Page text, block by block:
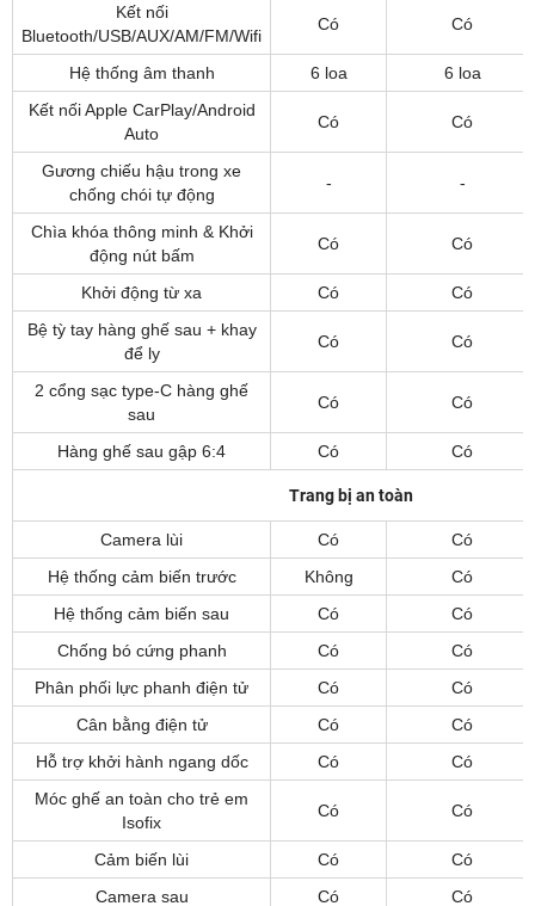
Kết nối
Bluetooth/USB/AUX/AM/FM/Wifi
Có Có
Hệ thống âm thanh 6 loa
6 loa
Kết nối Apple CarPlay/Android
Auto
Có Có
Gương chiếu hậu trong xe
chống chói tự động
- -
Chìa khóa thông minh & Khởi
động nút bấm
Có Có
Khởi động từ xa Có
Có
Bệ tỳ tay hàng ghế sau + khay
để ly
Có Có
2 cổng sạc type-C hàng ghế
sau
Có Có
Hàng ghế sau gập 6:4 Có Có
Trang bị an toàn
Camera lùi Có
Có
Hệ thống cảm biến trước
Không
Có
Hệ thống cảm biến sau
Có
Có
Chống bó cứng phanh
Có
Có
Phân phối lực phanh điện tử
Có
Có
Cân bằng điện tử
Có
Có
Hỗ trợ khởi hành ngang dốc
Có
Có
Móc ghế an toàn cho trẻ em
Isofix
Có Có
Cảm biến lùi Có
Có
Camera sau
Có
Có